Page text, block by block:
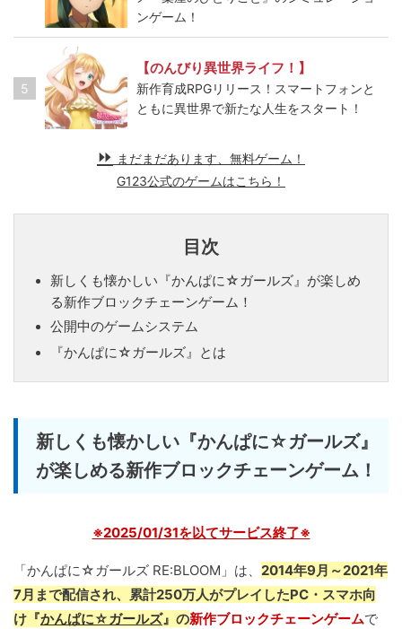
ンゲーム！
5
【のんびり異世界ライフ！】
新作育成RPGリリース！スマートフォンと
ともに異世界で新たな人生をスタート！
まだまだあります、無料ゲーム！
G123公式のゲームはこちら！
目次
新しくも懐かしい『かんぱに☆ガールズ』が楽しめ
る新作ブロックチェーンゲーム！
公開中のゲームシステム
『かんぱに☆ガールズ』とは
新しくも懐かしい『かんぱに☆ガールズ』
が楽しめる新作ブロックチェーンゲーム！
※2025/01/31を以てサービス終了※
「かんぱに☆ガールズ RE:BLOOM」は、 2014年9月～2021年
7月まで配信され、累計250万人がプレイしたPC・スマホ向
け『かんぱに☆ガールズ』の新作ブロックチェーンゲームで